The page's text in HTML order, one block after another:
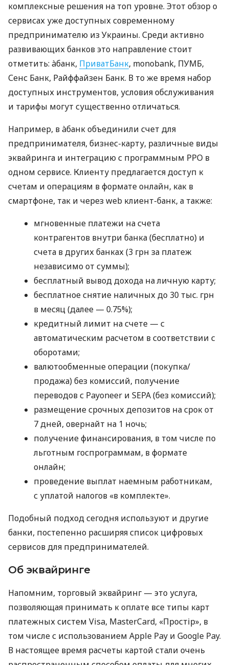
комплексные решения на топ уровне. Этот обзор о
сервисах уже доступных современному
предпринимателю из Украины. Среди активно
развивающих банков это направление стоит
отметить: àбанк, ПриватБанк, monobank, ПУМБ,
Сенс Банк, Райффайзен Банк. В то же время набор
доступных инструментов, условия обслуживания
и тарифы могут существенно отличаться.
Например, в àбанк объединили счет для
предпринимателя, бизнес-карту, различные виды
эквайринга и интеграцию с программным РРО в
одном сервисе. Клиенту предлагается доступ к
счетам и операциям в формате онлайн, как в
смартфоне, так и через web клиент-банк, а также:
мгновенные платежи на счета
контрагентов внутри банка (бесплатно) и
счета в других банках (3 грн за платеж
независимо от суммы);
бесплатный вывод дохода на личную карту;
бесплатное снятие наличных до 30 тыс. грн
в месяц (далее — 0.75%);
кредитный лимит на счете — с
автоматическим расчетом в соответствии с
оборотами;
валютообменные операции (покупка/
продажа) без комиссий, получение
переводов с Payoneer и SEPA (без комиссий);
размещение срочных депозитов на срок от
7 дней, овернайт на 1 ночь;
получение финансирования, в том числе по
льготным госпрограммам, в формате
онлайн;
проведение выплат наемным работникам,
с уплатой налогов «в комплекте».
Подобный подход сегодня используют и другие
банки, постепенно расширяя список цифровых
сервисов для предпринимателей.
Об эквайринге
Напомним, торговый эквайринг — это услуга,
позволяющая принимать к оплате все типы карт
платежных систем Visa, MasterCard, «Простір», в
том числе с использованием Apple Pay и Google Pay.
В настоящее время расчеты картой стали очень